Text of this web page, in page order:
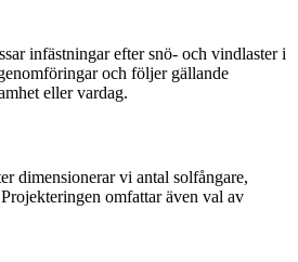
infästningar efter snö- och vindlaster i
och följer gällande
eller vardag.
dimensionerar vi antal solfångare,
omfattar även val av